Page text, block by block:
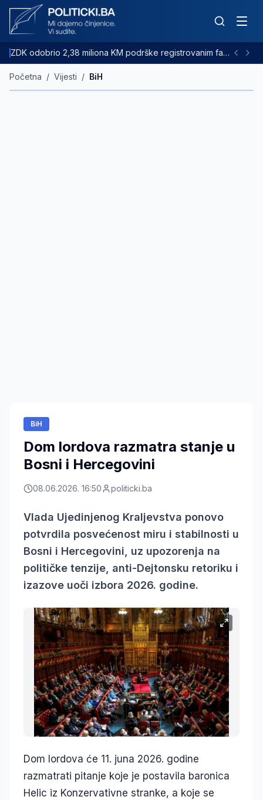
ZDK odobrio 2,38 miliona KM podrške registrovanim farmama goveda
Početna / Vijesti / BiH
BiH
Dom lordova razmatra stanje u
Bosni i Hercegovini
08.06.2026. 16:50 politicki.ba
Vlada Ujedinjenog Kraljevstva ponovo
potvrdila posvećenost miru i stabilnosti u
Bosni i Hercegovini, uz upozorenja na
političke tenzije, anti-Dejtonsku retoriku i
izazove uoči izbora 2026. godine.
Dom lordova će 11. juna 2026. godine
razmatrati pitanje koje je postavila baronica
Helic iz Konzervativne stranke, a koje se